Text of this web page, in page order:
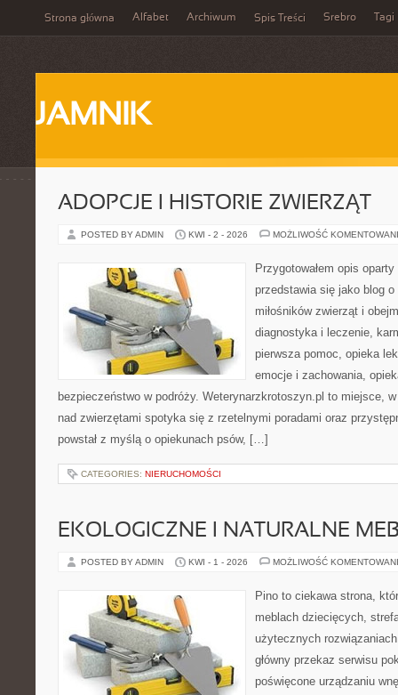
Strona główna Alfabet Archiwum Spis Treści Srebro Tagi
JAMNIK
ADOPCJE I HISTORIE ZWIERZĄT
POSTED BY ADMIN KWI - 2 - 2026 MOŻLIWOŚĆ
Przygotowałem opis
przedstawia się jako blog
miłośników zwierząt i
diagnostyka i leczenie,
pierwsza pomoc, opieka
emocje i zachowania,
bezpieczeństwo w podróży. Weterynarzkrotoszyn.pl to miejsce,
nad zwierzętami spotyka się z rzetelnymi poradami oraz
powstał z myślą o opiekunach psów, […]
CATEGORIES: NIERUCHOMOŚCI
EKOLOGICZNE I NATURALNE
POSTED BY ADMIN KWI - 1 - 2026 MOŻLIWOŚĆ
Pino to ciekawa strona,
meblach dziecięcych,
użytecznych
główny przekaz serwisu
poświęcone urządzaniu